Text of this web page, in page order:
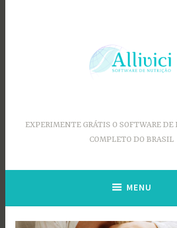
EXPERIMENTE GRÁTIS O SOFTWARE
COMPLETO DO BRASIL
MENU